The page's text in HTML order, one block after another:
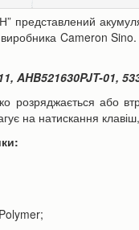
E6N
EOS...
представлений
виробника Cameron
AHB521630PJT-01,
розряджається або
на натискання